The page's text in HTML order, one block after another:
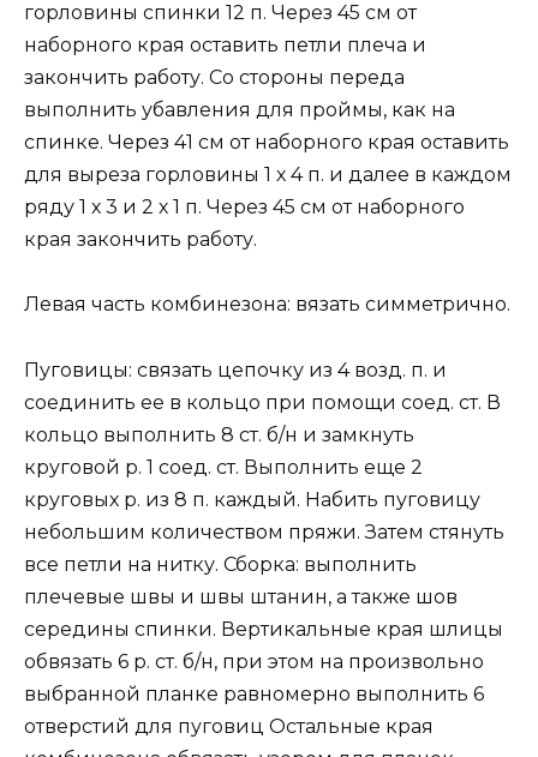
горловины спинки 12 п. Через 45 см от
наборного края оставить петли плеча и
закончить работу. Со стороны переда
выполнить убавления для проймы, как на
спинке. Через 41 см от наборного края оставить
для выреза горловины 1 х 4 п. и далее в каждом
ряду 1 х 3 и 2 х 1 п. Через 45 см от наборного
края закончить работу.
Левая часть комбинезона: вязать симметрично.
Пуговицы: связать цепочку из 4 возд. п. и
соединить ее в кольцо при помощи соед. ст. В
кольцо выполнить 8 ст. б/н и замкнуть
круговой р. 1 соед. ст. Выполнить еще 2
круговых р. из 8 п. каждый. Набить пуговицу
небольшим количеством пряжи. Затем стянуть
все петли на нитку. Сборка: выполнить
плечевые швы и швы штанин, а также шов
середины спинки. Вертикальные края шлицы
обвязать 6 р. ст. б/н, при этом на произвольно
выбранной планке равномерно выполнить 6
отверстий для пуговиц Остальные края